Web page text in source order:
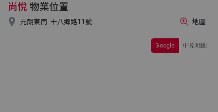
尚悅 物業位置
 元朗東南 十八鄉路11號
Google 中原地圖
地圖